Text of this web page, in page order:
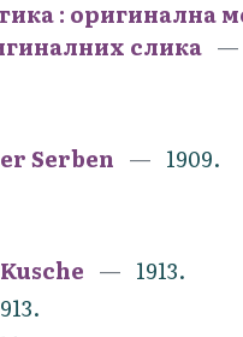
: оригинална
слика
Serben
1909.
1913.